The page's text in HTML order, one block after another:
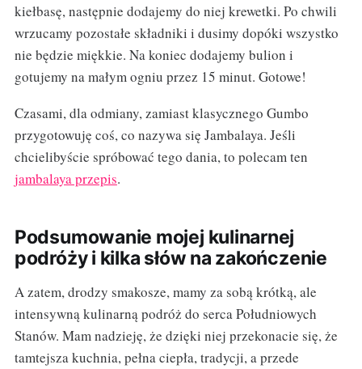
kiełbasę, następnie dodajemy do niej krewetki. Po chwili
wrzucamy pozostałe składniki i dusimy dopóki wszystko
nie będzie miękkie. Na koniec dodajemy bulion i
gotujemy na małym ogniu przez 15 minut. Gotowe!
Czasami, dla odmiany, zamiast klasycznego Gumbo
przygotowuję coś, co nazywa się Jambalaya. Jeśli
chcielibyście spróbować tego dania, to polecam ten
jambalaya przepis.
Podsumowanie mojej kulinarnej
podróży i kilka słów na zakończenie
A zatem, drodzy smakosze, mamy za sobą krótką, ale
intensywną kulinarną podróż do serca Południowych
Stanów. Mam nadzieję, że dzięki niej przekonacie się, że
tamtejsza kuchnia, pełna ciepła, tradycji, a przede